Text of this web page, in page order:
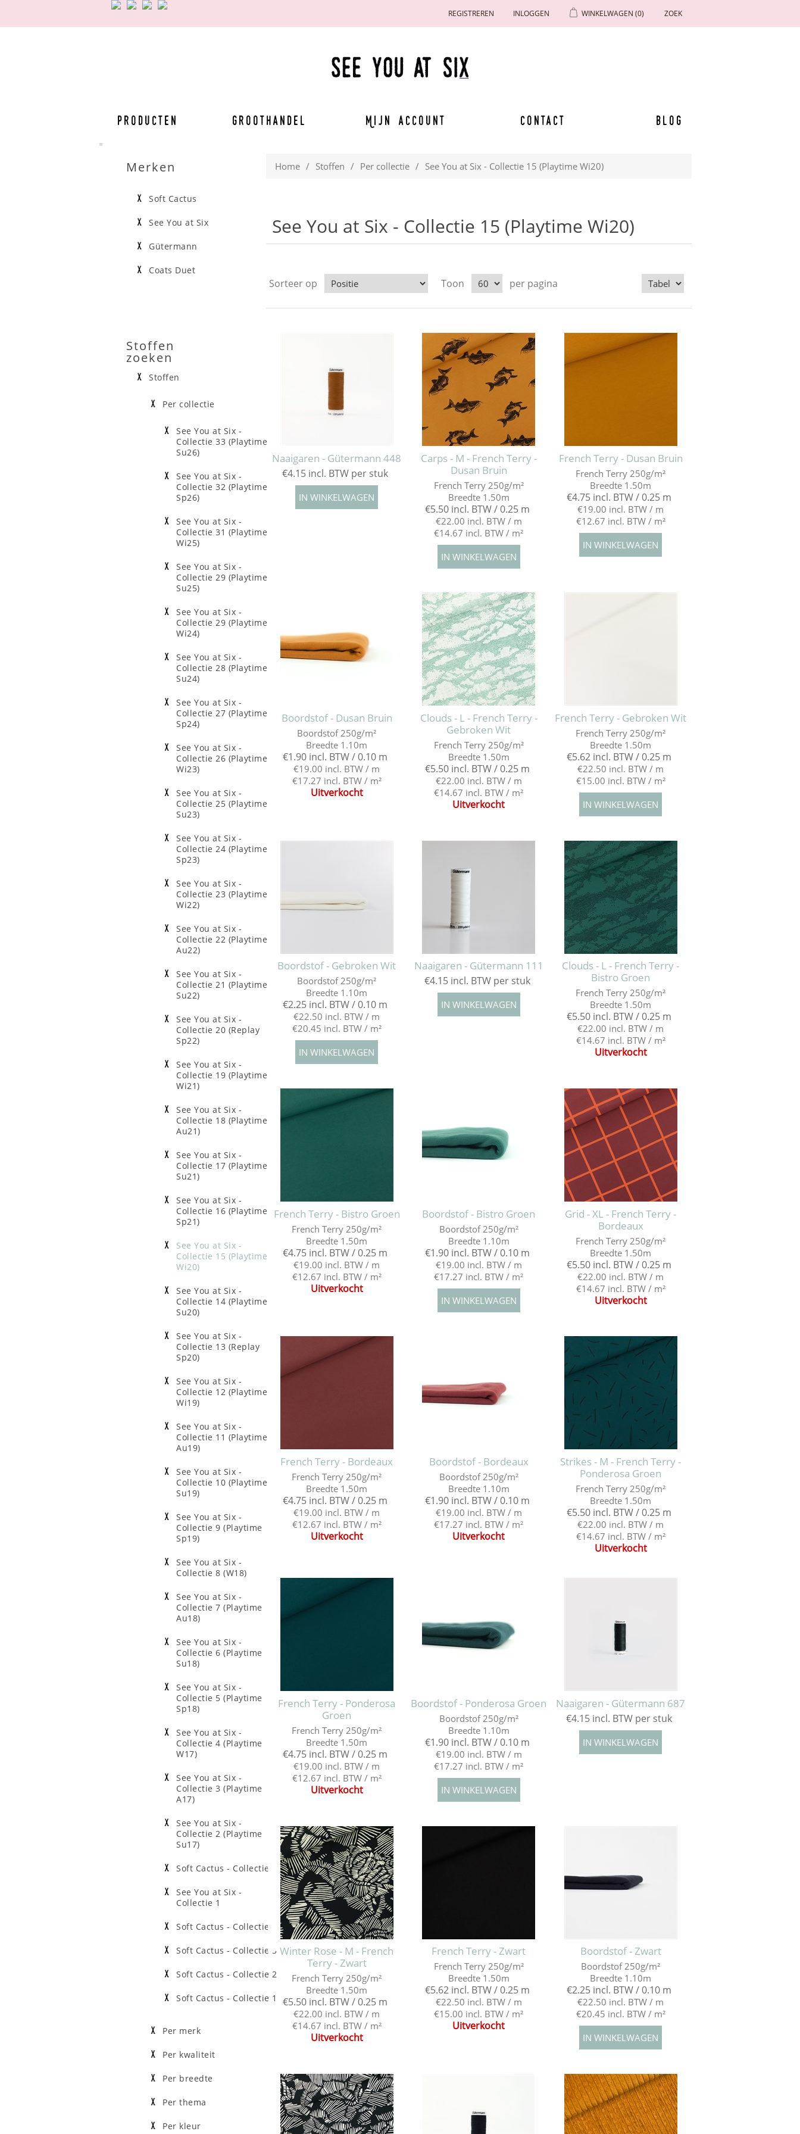
REGISTREREN INLOGGEN WINKELWAGEN (0) ZOEK
Producten Groothandel Mijn account Contact Blog
Home / Stoffen / Per collectie / See You at Six - Collectie 15 (Playtime Wi20)
See You at Six - Collectie 15 (Playtime Wi20)
Sorteer op Toon per pagina
Naaigaren - Gütermann 448
€4.15 incl. BTW per stuk
Carps - M - French Terry -
Dusan Bruin
French Terry 250g/m²
Breedte 1.50m
€5.50 incl. BTW / 0.25 m
€22.00 incl. BTW / m
€14.67 incl. BTW / m²
French Terry - Dusan Bruin
French Terry 250g/m²
Breedte 1.50m
€4.75 incl. BTW / 0.25 m
€19.00 incl. BTW / m
€12.67 incl. BTW / m²
Boordstof - Dusan Bruin
Boordstof 250g/m²
Breedte 1.10m
€1.90 incl. BTW / 0.10 m
€19.00 incl. BTW / m
€17.27 incl. BTW / m²
Uitverkocht
Clouds - L - French Terry -
Gebroken Wit
French Terry 250g/m²
Breedte 1.50m
€5.50 incl. BTW / 0.25 m
€22.00 incl. BTW / m
€14.67 incl. BTW / m²
Uitverkocht
French Terry - Gebroken Wit
French Terry 250g/m²
Breedte 1.50m
€5.62 incl. BTW / 0.25 m
€22.50 incl. BTW / m
€15.00 incl. BTW / m²
Boordstof - Gebroken Wit
Boordstof 250g/m²
Breedte 1.10m
€2.25 incl. BTW / 0.10 m
€22.50 incl. BTW / m
€20.45 incl. BTW / m²
Naaigaren - Gütermann 111
€4.15 incl. BTW per stuk
Clouds - L - French Terry -
Bistro Groen
French Terry 250g/m²
Breedte 1.50m
€5.50 incl. BTW / 0.25 m
€22.00 incl. BTW / m
€14.67 incl. BTW / m²
Uitverkocht
French Terry - Bistro Groen
French Terry 250g/m²
Breedte 1.50m
€4.75 incl. BTW / 0.25 m
€19.00 incl. BTW / m
€12.67 incl. BTW / m²
Uitverkocht
Boordstof - Bistro Groen
Boordstof 250g/m²
Breedte 1.10m
€1.90 incl. BTW / 0.10 m
€19.00 incl. BTW / m
€17.27 incl. BTW / m²
Grid - XL - French Terry -
Bordeaux
French Terry 250g/m²
Breedte 1.50m
€5.50 incl. BTW / 0.25 m
€22.00 incl. BTW / m
€14.67 incl. BTW / m²
Uitverkocht
French Terry - Bordeaux
French Terry 250g/m²
Breedte 1.50m
€4.75 incl. BTW / 0.25 m
€19.00 incl. BTW / m
€12.67 incl. BTW / m²
Uitverkocht
Boordstof - Bordeaux
Boordstof 250g/m²
Breedte 1.10m
€1.90 incl. BTW / 0.10 m
€19.00 incl. BTW / m
€17.27 incl. BTW / m²
Uitverkocht
Strikes - M - French Terry -
Ponderosa Groen
French Terry 250g/m²
Breedte 1.50m
€5.50 incl. BTW / 0.25 m
€22.00 incl. BTW / m
€14.67 incl. BTW / m²
Uitverkocht
French Terry - Ponderosa
Groen
French Terry 250g/m²
Breedte 1.50m
€4.75 incl. BTW / 0.25 m
€19.00 incl. BTW / m
€12.67 incl. BTW / m²
Uitverkocht
Boordstof - Ponderosa Groen
Boordstof 250g/m²
Breedte 1.10m
€1.90 incl. BTW / 0.10 m
€19.00 incl. BTW / m
€17.27 incl. BTW / m²
Naaigaren - Gütermann 687
€4.15 incl. BTW per stuk
Winter Rose - M - French
Terry - Zwart
French Terry 250g/m²
Breedte 1.50m
€5.50 incl. BTW / 0.25 m
€22.00 incl. BTW / m
€14.67 incl. BTW / m²
Uitverkocht
French Terry - Zwart
French Terry 250g/m²
Breedte 1.50m
€5.62 incl. BTW / 0.25 m
€22.50 incl. BTW / m
€15.00 incl. BTW / m²
Uitverkocht
Boordstof - Zwart
Boordstof 250g/m²
Breedte 1.10m
€2.25 incl. BTW / 0.10 m
€22.50 incl. BTW / m
€20.45 incl. BTW / m²
Merken
Soft Cactus
See You at Six
Gütermann
Coats Duet
Stoffen
zoeken
Stoffen
Per collectie
See You at Six -
Collectie 33 (Playtime
Su26)
See You at Six -
Collectie 32 (Playtime
Sp26)
See You at Six -
Collectie 31 (Playtime
Wi25)
See You at Six -
Collectie 29 (Playtime
Su25)
See You at Six -
Collectie 29 (Playtime
Wi24)
See You at Six -
Collectie 28 (Playtime
Su24)
See You at Six -
Collectie 27 (Playtime
Sp24)
See You at Six -
Collectie 26 (Playtime
Wi23)
See You at Six -
Collectie 25 (Playtime
Su23)
See You at Six -
Collectie 24 (Playtime
Sp23)
See You at Six -
Collectie 23 (Playtime
Wi22)
See You at Six -
Collectie 22 (Playtime
Au22)
See You at Six -
Collectie 21 (Playtime
Su22)
See You at Six -
Collectie 20 (Replay
Sp22)
See You at Six -
Collectie 19 (Playtime
Wi21)
See You at Six -
Collectie 18 (Playtime
Au21)
See You at Six -
Collectie 17 (Playtime
Su21)
See You at Six -
Collectie 16 (Playtime
Sp21)
See You at Six -
Collectie 15 (Playtime
Wi20)
See You at Six -
Collectie 14 (Playtime
Su20)
See You at Six -
Collectie 13 (Replay
Sp20)
See You at Six -
Collectie 12 (Playtime
Wi19)
See You at Six -
Collectie 11 (Playtime
Au19)
See You at Six -
Collectie 10 (Playtime
Su19)
See You at Six -
Collectie 9 (Playtime
Sp19)
See You at Six -
Collectie 8 (W18)
See You at Six -
Collectie 7 (Playtime
Au18)
See You at Six -
Collectie 6 (Playtime
Su18)
See You at Six -
Collectie 5 (Playtime
Sp18)
See You at Six -
Collectie 4 (Playtime
W17)
See You at Six -
Collectie 3 (Playtime
A17)
See You at Six -
Collectie 2 (Playtime
Su17)
Soft Cactus - Collectie 5
See You at Six -
Collectie 1
Soft Cactus - Collectie 4
Soft Cactus - Collectie 3
Soft Cactus - Collectie 2
Soft Cactus - Collectie 1
Per merk
Per kwaliteit
Per breedte
Per thema
Per kleur